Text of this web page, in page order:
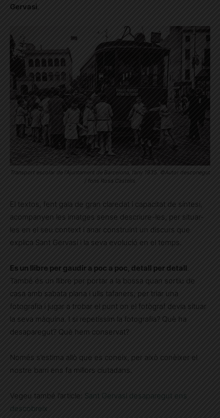
Gervasi.
Transport escolar de l’Ajuntament de Barcelona, l’any 1935. ©Autor desconegut
/ fons Rosa Castells
El textos, fent gala de gran claredat i capacitat de síntesi,
acompanyen les imatges sense descriure-les, per situar-
les en el seu context i anar construint un discurs que
explica Sant Gervasi i la seva evolució en el temps.
Es un llibre per gaudir a poc a poc, detall per detall .
També és un llibre per portar a la bossa quan sortiu de
casa amb sabata plana i ulls tafaners; per triar una
fotografia i jugar a trobar el punt on el fotògraf devia situar
la seva màquina. I si repetíssim la fotografia? Què ha
desaparegut? Què hem conservat?
Només s’estima allò que es coneix, per això conèixer el
nostre barri ens fa millors ciutadans.
Vegeu també l’article: Sant Gervasi desaparegut ens
descobreix